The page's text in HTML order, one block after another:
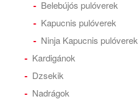
Belebújós pulóverek
Kapucnis pulóverek
Ninja Kapucnis pulóverek
Kardigánok
Dzsekik
Nadrágok